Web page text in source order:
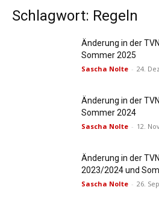
Schlagwort: Regeln
Änderung in der
Sommer 2025
Sascha Nolte - 24.
Änderung in der
Sommer 2024
Sascha Nolte - 12.
Änderung in der
2023/2024 und
Sascha Nolte - 26.